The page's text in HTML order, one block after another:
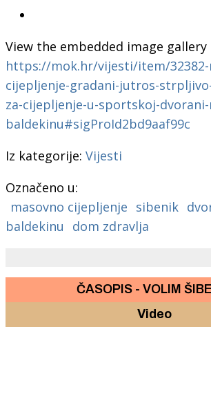
View the embedded image gallery
https://mok.hr/vijesti/item/32382-
cijepljenje-gradani-jutros-
za-cijepljenje-u-sportskoj-dvorani-
baldekinu#sigProId2bd9aaf99c
Iz kategorije: Vijesti
Označeno u:
masovno cijepljenje sibenik
baldekinu
dom zdravlja
ČASOPIS - VOLIM
Video